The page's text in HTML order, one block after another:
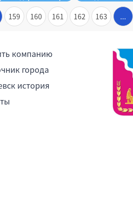
159 160 161 162 163 ...
компанию
города
история